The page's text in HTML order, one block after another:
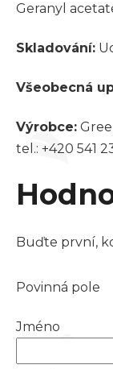
Geranyl
Skladování:
Všeobecná
Výrobce:
tel.: +420 541
Buďte první,
Povinná pole
Jméno